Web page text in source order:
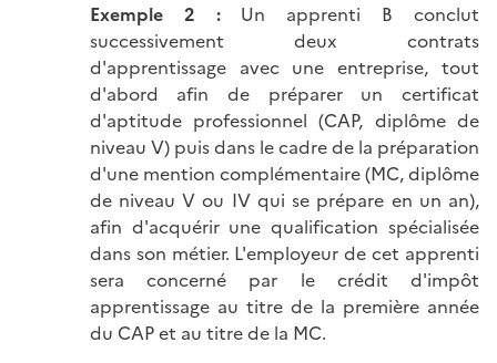
Exemple 2 : Un apprenti B conclut
successivement deux contrats
d'apprentissage avec une entreprise, tout
d'abord afin de préparer un certificat
d'aptitude professionnel (CAP, diplôme de
niveau V) puis dans le cadre de la préparation
d'une mention complémentaire (MC, diplôme
de niveau V ou IV qui se prépare en un an),
afin d'acquérir une qualification spécialisée
dans son métier. L'employeur de cet apprenti
sera concerné par le crédit d'impôt
apprentissage au titre de la première année
du CAP et au titre de la MC.